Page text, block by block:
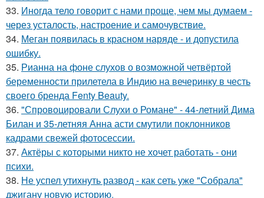
33. Иногда тело говорит с нами проще, чем мы думаем -
через усталость, настроение и самочувствие.
34. Меган появилась в красном наряде - и допустила
ошибку.
35. Рианна на фоне слухов о возможной четвёртой
беременности прилетела в Индию на вечеринку в честь
своего бренда Fenty Beauty.
36. "Спровоцировали Слухи о Романе" - 44-летний Дима
Билан и 35-летняя Анна асти смутили поклонников
кадрами свежей фотосессии.
37. Актёры с которыми никто не хочет работать - они
психи.
38. Не успел утихнуть развод - как сеть уже "Собрала"
джигану новую историю.